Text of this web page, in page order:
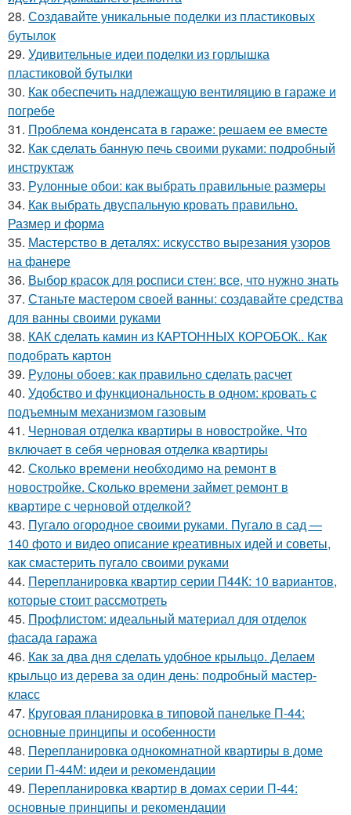
28. Создавайте уникальные поделки из пластиковых
бутылок
29. Удивительные идеи поделки из горлышка
пластиковой бутылки
30. Как обеспечить надлежащую вентиляцию в гараже и
погребе
31. Проблема конденсата в гараже: решаем ее вместе
32. Как сделать банную печь своими руками: подробный
инструктаж
33. Рулонные обои: как выбрать правильные размеры
34. Как выбрать двуспальную кровать правильно.
Размер и форма
35. Мастерство в деталях: искусство вырезания узоров
на фанере
36. Выбор красок для росписи стен: все, что нужно знать
37. Станьте мастером своей ванны: создавайте средства
для ванны своими руками
38. КАК сделать камин из КАРТОННЫХ КОРОБОК.. Как
подобрать картон
39. Рулоны обоев: как правильно сделать расчет
40. Удобство и функциональность в одном: кровать с
подъемным механизмом газовым
41. Черновая отделка квартиры в новостройке. Что
включает в себя черновая отделка квартиры
42. Сколько времени необходимо на ремонт в
новостройке. Сколько времени займет ремонт в
квартире с черновой отделкой?
43. Пугало огородное своими руками. Пугало в сад —
140 фото и видео описание креативных идей и советы,
как смастерить пугало своими руками
44. Перепланировка квартир серии П44К: 10 вариантов,
которые стоит рассмотреть
45. Профлистом: идеальный материал для отделок
фасада гаража
46. Как за два дня сделать удобное крыльцо. Делаем
крыльцо из дерева за один день: подробный мастер-
класс
47. Круговая планировка в типовой панельке П-44:
основные принципы и особенности
48. Перепланировка однокомнатной квартиры в доме
серии П-44М: идеи и рекомендации
49. Перепланировка квартир в домах серии П-44:
основные принципы и рекомендации